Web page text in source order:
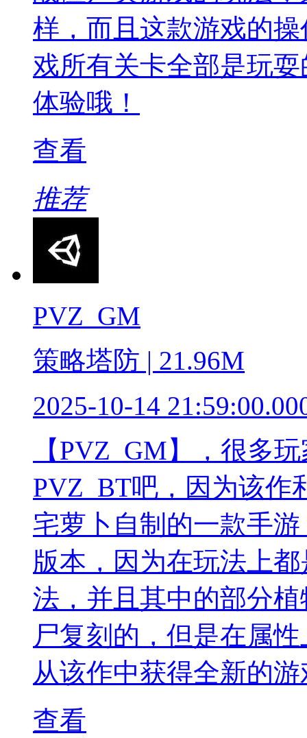
样，而且这款游戏的
戏所有关卡全部是玩
体验哦！
查看
推荐
PVZ_GM
策略塔防 | 21.96M
2025-10-14
【PVZ_GM】，很多
PVZ_BT吧，因为该作
宅萝卜自制的一款手
版本，因为在玩法上
法，并且其中的部分
尸复刻的，但是在属
从该作中获得全新的
查看